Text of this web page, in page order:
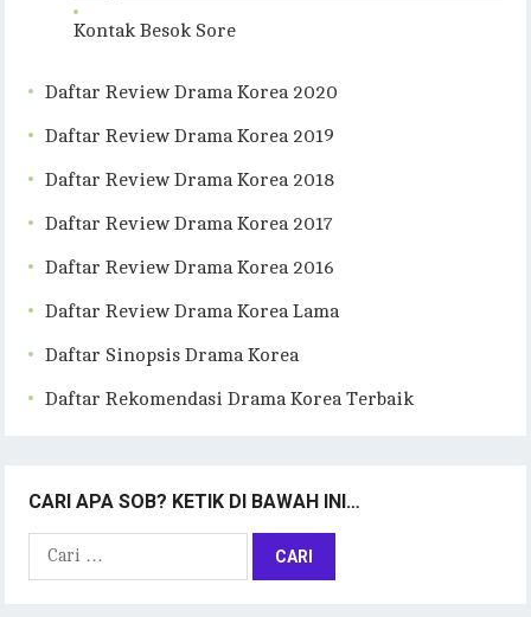
Kontak Besok Sore
Daftar Review Drama Korea 2020
Daftar Review Drama Korea 2019
Daftar Review Drama Korea 2018
Daftar Review Drama Korea 2017
Daftar Review Drama Korea 2016
Daftar Review Drama Korea Lama
Daftar Sinopsis Drama Korea
Daftar Rekomendasi Drama Korea Terbaik
CARI APA SOB? KETIK DI BAWAH INI…
Cari